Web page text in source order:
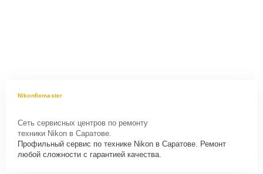
Nikonfixmaster
Сеть сервисных центров по ремонту
техники Nikon в Саратове.
Профильный сервис по технике Nikon в Саратове. Ремонт
любой сложности с гарантией качества.